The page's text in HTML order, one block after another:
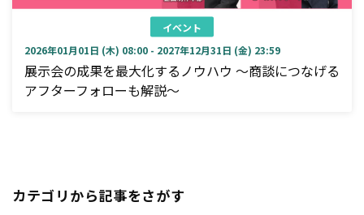
イベント
2026年01月01日 (木) 08:00 - 2027年12月31日 (金) 23:59
展示会の成果を最大化するノウハウ ～商談につなげる
アフターフォローも解説～
カテゴリから記事をさがす